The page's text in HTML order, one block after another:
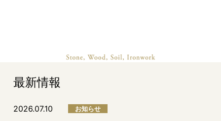
最新情報
2026.07.10 お知らせ